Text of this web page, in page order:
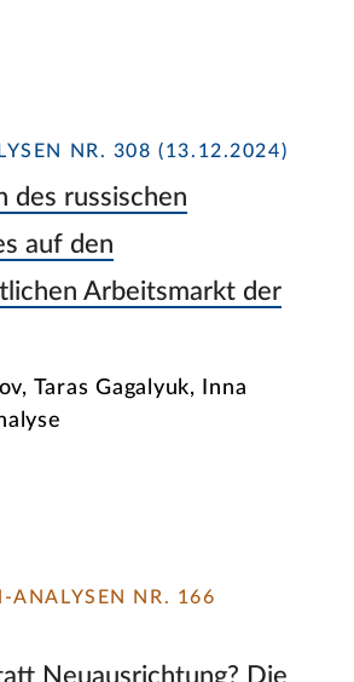
NR. 308 (13.12.2024)
des russischen
auf den
Arbeitsmarkt der
Taras Gagalyuk, Inna
ANALYSEN NR. 166
Neuausrichtung? Die